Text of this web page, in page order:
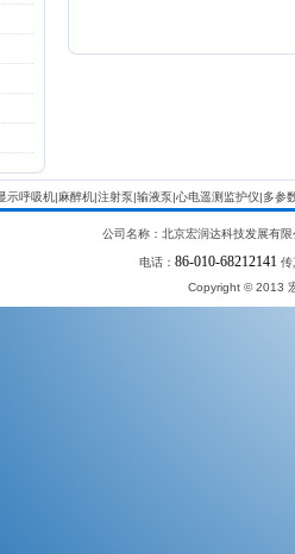
示呼吸机|麻醉机|注射泵|输液泵|心电遥测监护仪|多参
公司名称：北京宏润达科技发展有
电话： 86-010-68212141 传
Copyright © 2013